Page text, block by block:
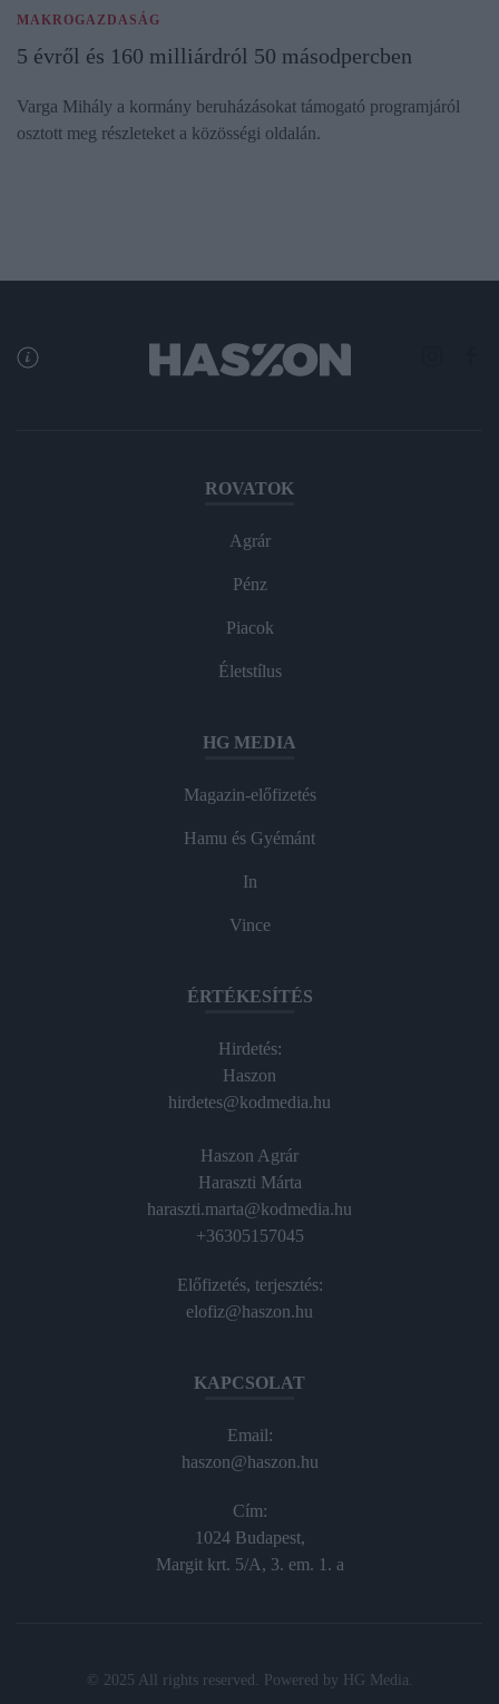
MAKROGAZDASÁG
5 évről és 160 milliárdról 50 másodpercben
Varga Mihály a kormány beruházásokat támogató programjáról
osztott meg részleteket a közösségi oldalán.
ROVATOK
Agrár
Pénz
Piacok
Életstílus
HG MEDIA
Magazin-előfizetés
Hamu és Gyémánt
In
Vince
ÉRTÉKESÍTÉS
Hirdetés:
Haszon
hirdetes@kodmedia.hu
Haszon Agrár
Haraszti Márta
haraszti.marta@kodmedia.hu
+36305157045
Előfizetés, terjesztés:
elofiz@haszon.hu
KAPCSOLAT
Email:
haszon@haszon.hu
Cím:
1024 Budapest,
Margit krt. 5/A, 3. em. 1. a
© 2025 All rights reserved. Powered by HG Media.